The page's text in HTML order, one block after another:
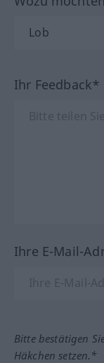
Ihr Feedback*
Ihre E-Mail-
Bitte bestätigen
Häkchen setzen.*